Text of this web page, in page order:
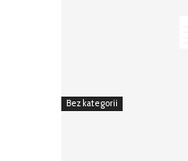
Bez kategorii